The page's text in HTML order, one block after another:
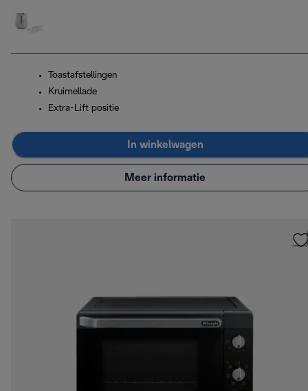
Toastafstellingen
Kruimellade
Extra-Lift positie
In winkelwagen
Meer informatie